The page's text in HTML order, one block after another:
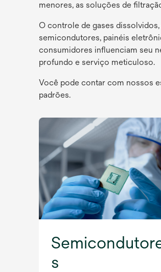
menores, as soluções de
O controle de gases
semicondutores, painéis
consumidores influenciam seu
profundo e serviço meticuloso.
Você pode contar com nossos
padrões.
s